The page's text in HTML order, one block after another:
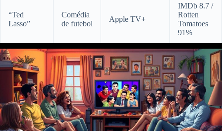
“Ted
Lasso”
Comédia
de futebol
Apple TV+
IMDb 8.7 /
Rotten
Tomatoes
91%